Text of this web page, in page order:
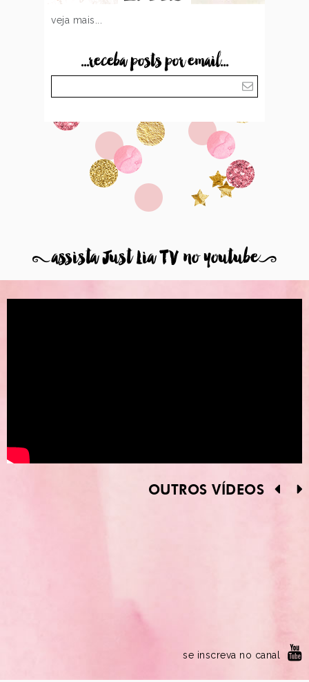
veja mais...
...receba posts por email...
8assista Just Lia TV no youtube9
OUTROS VÍDEOS
se inscreva no canal